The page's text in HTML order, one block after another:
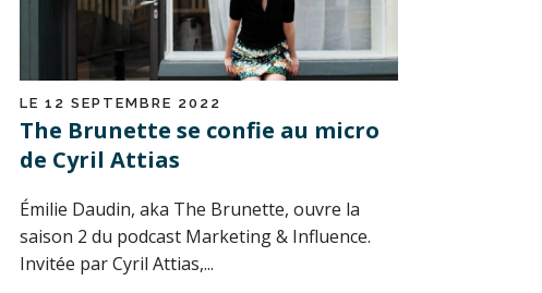
LE 12 SEPTEMBRE 2022
The Brunette se confie au micro
de Cyril Attias
Émilie Daudin, aka The Brunette, ouvre la
saison 2 du podcast Marketing & Influence.
Invitée par Cyril Attias,...